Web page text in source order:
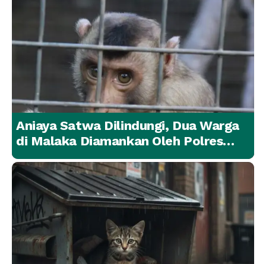
Aniaya Satwa Dilindungi, Dua Warga
di Malaka Diamankan Oleh Polres
Malaka